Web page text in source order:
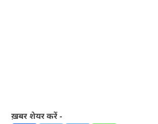
ख़बर शेयर करें -